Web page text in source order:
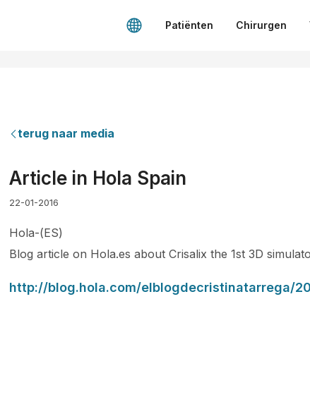
Patiënten Chirurgen
terug naar media
Article in Hola Spain
22-01-2016
Hola-(ES)
Blog article on Hola.es about Crisalix the 1st 3D
http://blog.hola.com/elblogdecristinatarrega/